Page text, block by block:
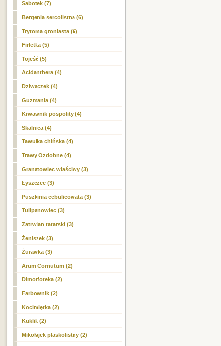
Sabotek (7)
Bergenia sercolistna (6)
Trytoma groniasta (6)
Firletka (5)
Tojeść (5)
Acidanthera (4)
Dziwaczek (4)
Guzmania (4)
Krwawnik pospolity (4)
Skalnica (4)
Tawułka chińska (4)
Trawy Ozdobne (4)
Granatowiec właściwy (3)
Łyszczec (3)
Puszkinia cebulicowata (3)
Tulipanowiec (3)
Zatrwian tatarski (3)
Żeniszek (3)
Żurawka (3)
Arum Cornutum (2)
Dimorfoteka (2)
Farbownik (2)
Kocimiętka (2)
Kuklik (2)
Mikołajek płaskolistny (2)